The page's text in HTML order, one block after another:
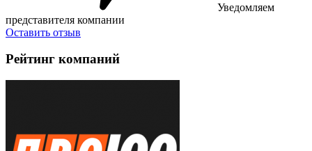
Уведомляем
представителя компании
Оставить отзыв
Рейтинг компаний